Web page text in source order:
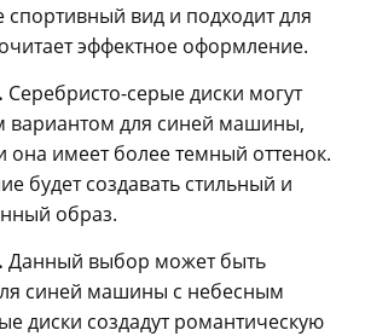
вид и подходит для
эффектное оформление.
Серебристо-серые диски могут
вариантом для синей машины,
она имеет более темный оттенок.
будет создавать стильный и
образ.
Данный выбор может быть
синей машины с небесным
диски создадут романтическую